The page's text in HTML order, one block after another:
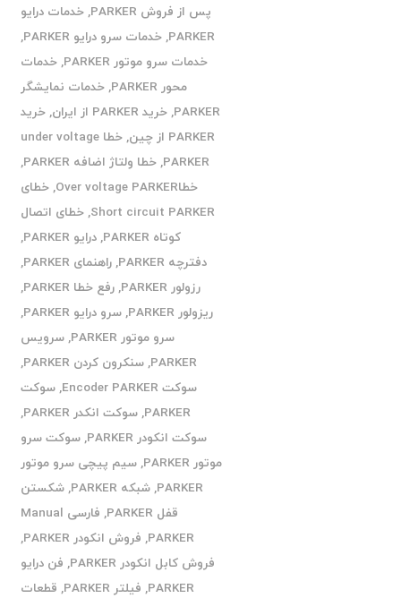
پس از فروش PARKER ,خدمات درایو
PARKER
,خدمات سرو درایو PARKER
,
خدمات سرو موتور PARKER
,خدمات
محور PARKER
,خدمات نمایشگر
PARKER
,خرید PARKER از ایران ,خرید
PARKER از چین
,
خطا under voltage
PARKER
,خطا ولتاژ اضافه PARKER
,
خطاOver voltage PARKER
,خطای
Short circuit PARKER
,خطای اتصال
کوتاه PARKER
,درایو PARKER
,
دفترچه PARKER
,راهنمای PARKER
,
رزولور PARKER
,رفع خطا PARKER
,
ریزولور PARKER
,سرو درایو PARKER
,
سرو موتور PARKER
,سرویس
PARKER
,سنکرون کردن PARKER
,
سوکت Encoder PARKER
,سوکت
PARKER
,سوکت انکدر PARKER
,
سوکت انکودر PARKER
,سوکت سرو
موتور PARKER
,سیم پیچی سرو موتور
PARKER
,شبکه PARKER ,شکستن
قفل PARKER
,
فارسی Manual
PARKER
, فروش انکودر PARKER
,
فروش کابل انکودر PARKER
, فن درایو
PARKER
, فیلتر PARKER , قطعات